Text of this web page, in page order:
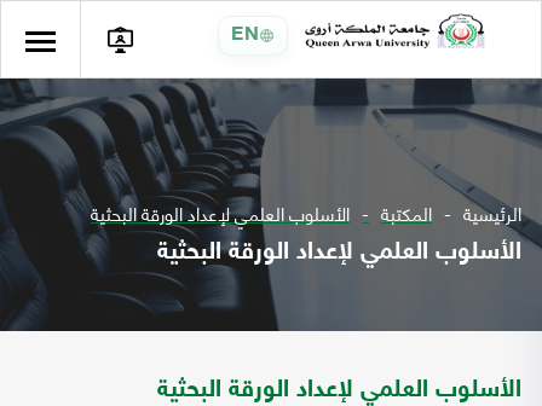
EN
الرئيسية المكتبة الأسلوب العلمي لإعداد الورقة البحثية
الأسلوب العلمي لإعداد الورقة البحثية
الأسلوب العلمي لإعداد الورقة البحثية